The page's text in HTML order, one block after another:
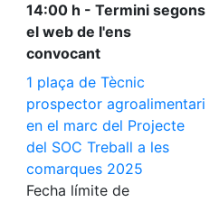
14:00 h - Termini segons
el web de l'ens
convocant
1 plaça de Tècnic
prospector agroalimentari
en el marc del Projecte
del SOC Treball a les
comarques 2025
Fecha límite de